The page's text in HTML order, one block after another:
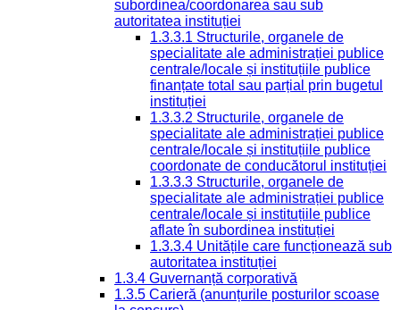
subordinea/coordonarea sau sub
autoritatea instituției
1.3.3.1 Structurile, organele de
specialitate ale administrației publice
centrale/locale și instituțiile publice
finanțate total sau parțial prin bugetul
instituției
1.3.3.2 Structurile, organele de
specialitate ale administrației publice
centrale/locale și instituțiile publice
coordonate de conducătorul instituției
1.3.3.3 Structurile, organele de
specialitate ale administrației publice
centrale/locale și instituțiile publice
aflate în subordinea instituției
1.3.3.4 Unitățile care funcționează sub
autoritatea instituției
1.3.4 Guvernanță corporativă
1.3.5 Carieră (anunțurile posturilor scoase